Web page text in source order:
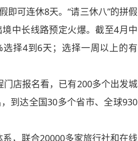
即可连休8天。“请三休八”的拼假
中长线路预定火爆。截至4月中
择4到6天；选择一周以上的有
店报名看，已有200多个出发城
到达全国30多个省市、全球930
，联合20000多家旅行社和在线